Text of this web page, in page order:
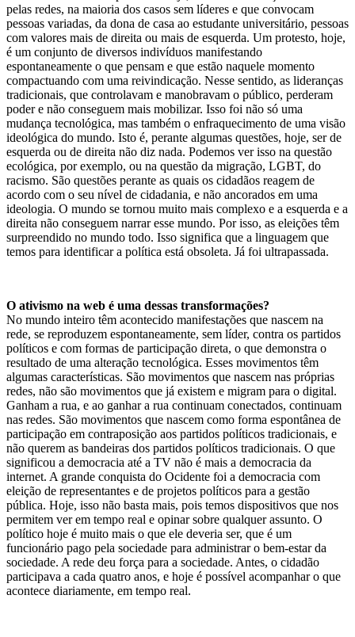
pelas redes, na maioria dos casos sem líderes e que convocam
pessoas variadas, da dona de casa ao estudante universitário, pessoas
com valores mais de direita ou mais de esquerda. Um protesto, hoje,
é um conjunto de diversos indivíduos manifestando
espontaneamente o que pensam e que estão naquele momento
compactuando com uma reivindicação. Nesse sentido, as lideranças
tradicionais, que controlavam e manobravam o público, perderam
poder e não conseguem mais mobilizar. Isso foi não só uma
mudança tecnológica, mas também o enfraquecimento de uma visão
ideológica do mundo. Isto é, perante algumas questões, hoje, ser de
esquerda ou de direita não diz nada. Podemos ver isso na questão
ecológica, por exemplo, ou na questão da migração, LGBT, do
racismo. São questões perante as quais os cidadãos reagem de
acordo com o seu nível de cidadania, e não ancorados em uma
ideologia. O mundo se tornou muito mais complexo e a esquerda e a
direita não conseguem narrar esse mundo. Por isso, as eleições têm
surpreendido no mundo todo. Isso significa que a linguagem que
temos para identificar a política está obsoleta. Já foi ultrapassada.
O ativismo na web é uma dessas transformações?
No mundo inteiro têm acontecido manifestações que nascem na
rede, se reproduzem espontaneamente, sem líder, contra os partidos
políticos e com formas de participação direta, o que demonstra o
resultado de uma alteração tecnológica. Esses movimentos têm
algumas características. São movimentos que nascem nas próprias
redes, não são movimentos que já existem e migram para o digital.
Ganham a rua, e ao ganhar a rua continuam conectados, continuam
nas redes. São movimentos que nascem como forma espontânea de
participação em contraposição aos partidos políticos tradicionais, e
não querem as bandeiras dos partidos políticos tradicionais. O que
significou a democracia até a TV não é mais a democracia da
internet. A grande conquista do Ocidente foi a democracia com
eleição de representantes e de projetos políticos para a gestão
pública. Hoje, isso não basta mais, pois temos dispositivos que nos
permitem ver em tempo real e opinar sobre qualquer assunto. O
político hoje é muito mais o que ele deveria ser, que é um
funcionário pago pela sociedade para administrar o bem-estar da
sociedade. A rede deu força para a sociedade. Antes, o cidadão
participava a cada quatro anos, e hoje é possível acompanhar o que
acontece diariamente, em tempo real.